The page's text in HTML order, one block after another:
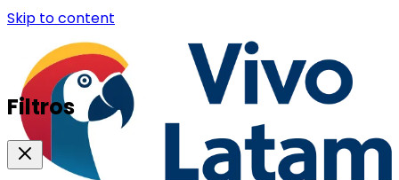
Skip to content
Filtros